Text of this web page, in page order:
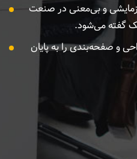
و بی‌معنی در صنعت
گفته می‌شود.
و صفحه‌بندی را به پایان